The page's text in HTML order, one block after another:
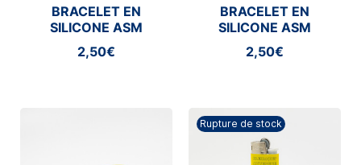
BRACELET EN
SILICONE ASM
CLERMONT
2,50€
BRACELET EN
SILICONE ASM
CLERMONT
2,50€
Rupture de stock